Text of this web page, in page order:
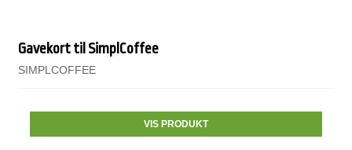
Gavekort til SimplCoffee
SIMPLCOFFEE
VIS PRODUKT